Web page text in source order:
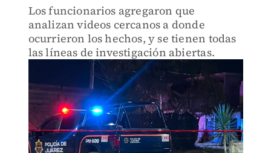
Los funcionarios agregaron que
analizan videos cercanos a donde
ocurrieron los hechos, y se tienen todas
las líneas de investigación abiertas.